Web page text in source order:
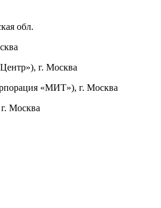
обл.
г. Москва
«МИТ»), г. Москва
Москва